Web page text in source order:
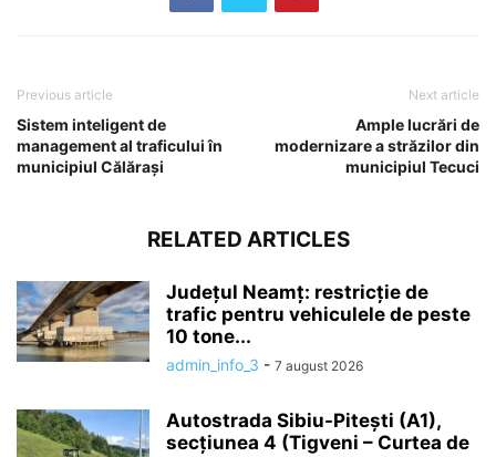
Previous article
Sistem inteligent de
management al traficului în
municipiul Călărași
Next article
Ample lucrări de
modernizare a străzilor din
municipiul Tecuci
RELATED ARTICLES
Județul Neamț: restricție de
trafic pentru vehiculele de peste
10 tone...
admin_info_3 - 7 august 2026
Autostrada Sibiu-Pitești (A1),
secțiunea 4 (Tigveni – Curtea de